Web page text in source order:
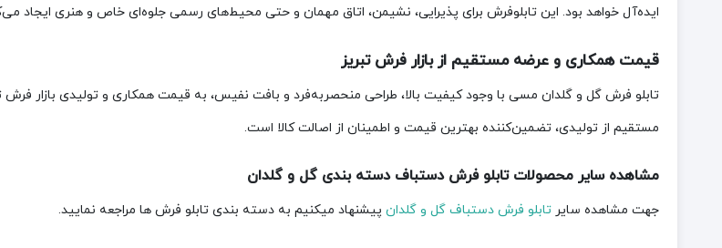
ایده‌آل خواهد بود. این تابلوفرش برای پذیرایی، نشیمن، اتاق مهمان و حتی محیط‌های رسمی جلوه‌ای خاص و هنری ایجاد
قیمت همکاری و عرضه مستقیم از بازار فرش تبریز
تابلو فرش گل و گلدان مسی با وجود کیفیت بالا، طراحی منحصربه‌فرد و بافت نفیس، به قیمت همکاری و تولیدی بازار
مستقیم از تولیدی، تضمین‌کننده بهترین قیمت و اطمینان از اصالت کالا است.
مشاهده سایر محصولات تابلو فرش دستباف دسته بندی گل و گلدان
جهت مشاهده سایر تابلو فرش دستباف گل و گلدانپیشنهاد میکنیم به دسته بندی تابلو فرش ها مراجعه نمایید.